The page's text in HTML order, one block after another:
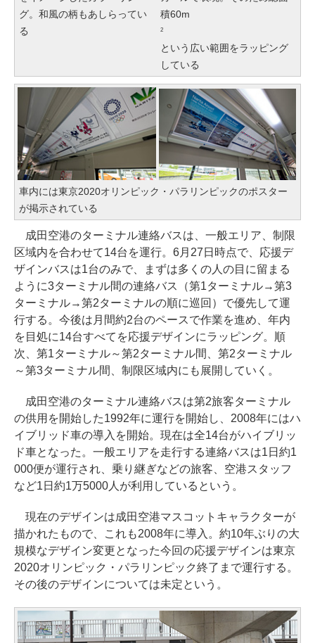
グ。和風の柄もあしらってい
る
積60m
2
という広い範囲をラッピング
している
車内には東京2020オリンピック・パラリンピックのポスター
が掲示されている
成田空港のターミナル連絡バスは、一般エリア、制限
区域内を合わせて14台を運行。6月27日時点で、応援デ
ザインバスは1台のみで、まずは多くの人の目に留まる
ように3ターミナル間の連絡バス（第1ターミナル→第3
ターミナル→第2ターミナルの順に巡回）で優先して運
行する。今後は月間約2台のペースで作業を進め、年内
を目処に14台すべてを応援デザインにラッピング。順
次、第1ターミナル～第2ターミナル間、第2ターミナル
～第3ターミナル間、制限区域内にも展開していく。
成田空港のターミナル連絡バスは第2旅客ターミナル
の供用を開始した1992年に運行を開始し、2008年にはハ
イブリッド車の導入を開始。現在は全14台がハイブリッ
ド車となった。一般エリアを走行する連絡バスは1日約1
000便が運行され、乗り継ぎなどの旅客、空港スタッフ
など1日約1万5000人が利用しているという。
現在のデザインは成田空港マスコットキャラクターが
描かれたもので、これも2008年に導入。約10年ぶりの大
規模なデザイン変更となった今回の応援デザインは東京
2020オリンピック・パラリンピック終了まで運行する。
その後のデザインについては未定という。